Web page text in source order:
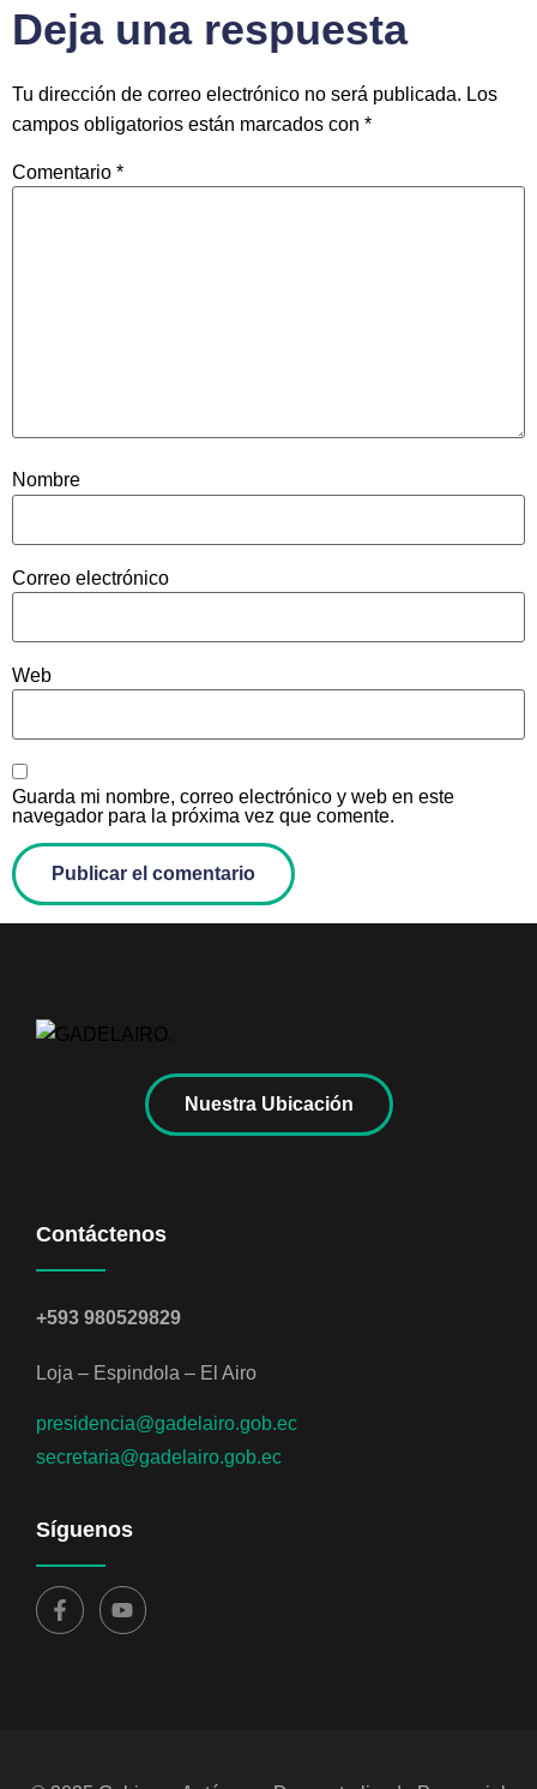
Deja una respuesta
Tu dirección de correo electrónico no será publicada. Los
campos obligatorios están marcados con *
Comentario *
Nombre
Correo electrónico
Web
Guarda mi nombre, correo electrónico y web en este
navegador para la próxima vez que comente.
Nuestra Ubicación
Contáctenos
+593 980529829
Loja – Espindola – El Airo
presidencia@gadelairo.gob.ec
secretaria@gadelairo.gob.ec
Síguenos